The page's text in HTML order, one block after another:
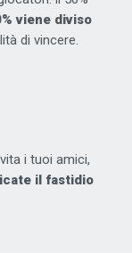
viene diviso
di vincere.
i tuoi amici,
il fastidio